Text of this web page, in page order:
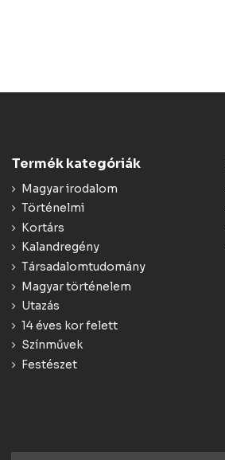
Termék kategóriák
Magyar irodalom
Történelmi
Kortárs
Kalandregény
Társadalomtudomány
Magyar történelem
Utazás
14 éves kor felett
Színművek
Festészet